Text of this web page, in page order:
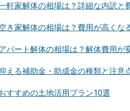
軒家解体の相場は？詳細な内訳と
き家解体の相場は？費用が高くな
パート解体の相場は？解体費用が
える補助金・助成金の種類と注意
すすめの土地活用プラン10選